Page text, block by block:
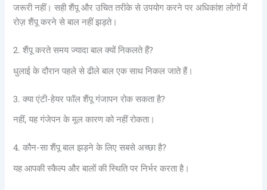
जरूरी नहीं। सही शैंपू और उचित तरीके से उपयोग करने पर अधिकांश लोगों में
रोज़ शैंपू करने से बाल नहीं झड़ते।
2. शैंपू करते समय ज्यादा बाल क्यों निकलते हैं?
धुलाई के दौरान पहले से ढीले बाल एक साथ निकल जाते हैं।
3. क्या एंटी-हेयर फॉल शैंपू गंजापन रोक सकता है?
नहीं, यह गंजेपन के मूल कारण को नहीं रोकता।
4. कौन-सा शैंपू बाल झड़ने के लिए सबसे अच्छा है?
यह आपकी स्कैल्प और बालों की स्थिति पर निर्भर करता है।